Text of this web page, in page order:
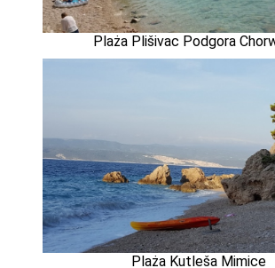
Plaża Plišivac Podgora
Plaża Kutleša Mimice